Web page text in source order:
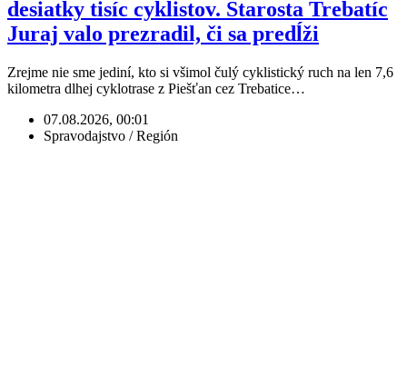
desiatky tisíc cyklistov. Starosta Trebatíc
Juraj valo prezradil, či sa predĺži
Zrejme nie sme jediní, kto si všimol čulý cyklistický ruch na len 7,6
kilometra dlhej cyklotrase z Piešťan cez Trebatice…
07.08.2026, 00:01
Spravodajstvo / Región